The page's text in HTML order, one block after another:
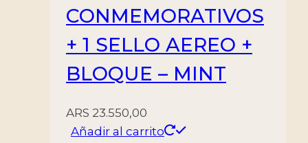
CONMEMORATIVOS
+ 1 SELLO AEREO +
BLOQUE – MINT
ARS 23.550,00
Añadir al carrito